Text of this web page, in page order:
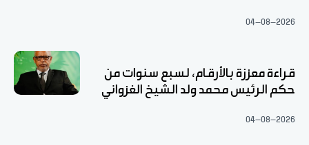
04-08-2026
قراءة معززة بالأرقام، لسبع سنوات من
حكم الرئيس محمد ولد الشيخ الغزواني
04-08-2026